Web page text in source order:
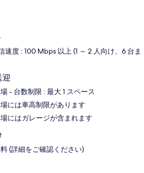
速度 : 100 Mbps 以上 (1 ～ 2 人向け、6 台ま
迎
- 台数制限 : 最大 1 スペース
には車高制限があります
にはガレージが含まれます
(詳細をご確認ください)